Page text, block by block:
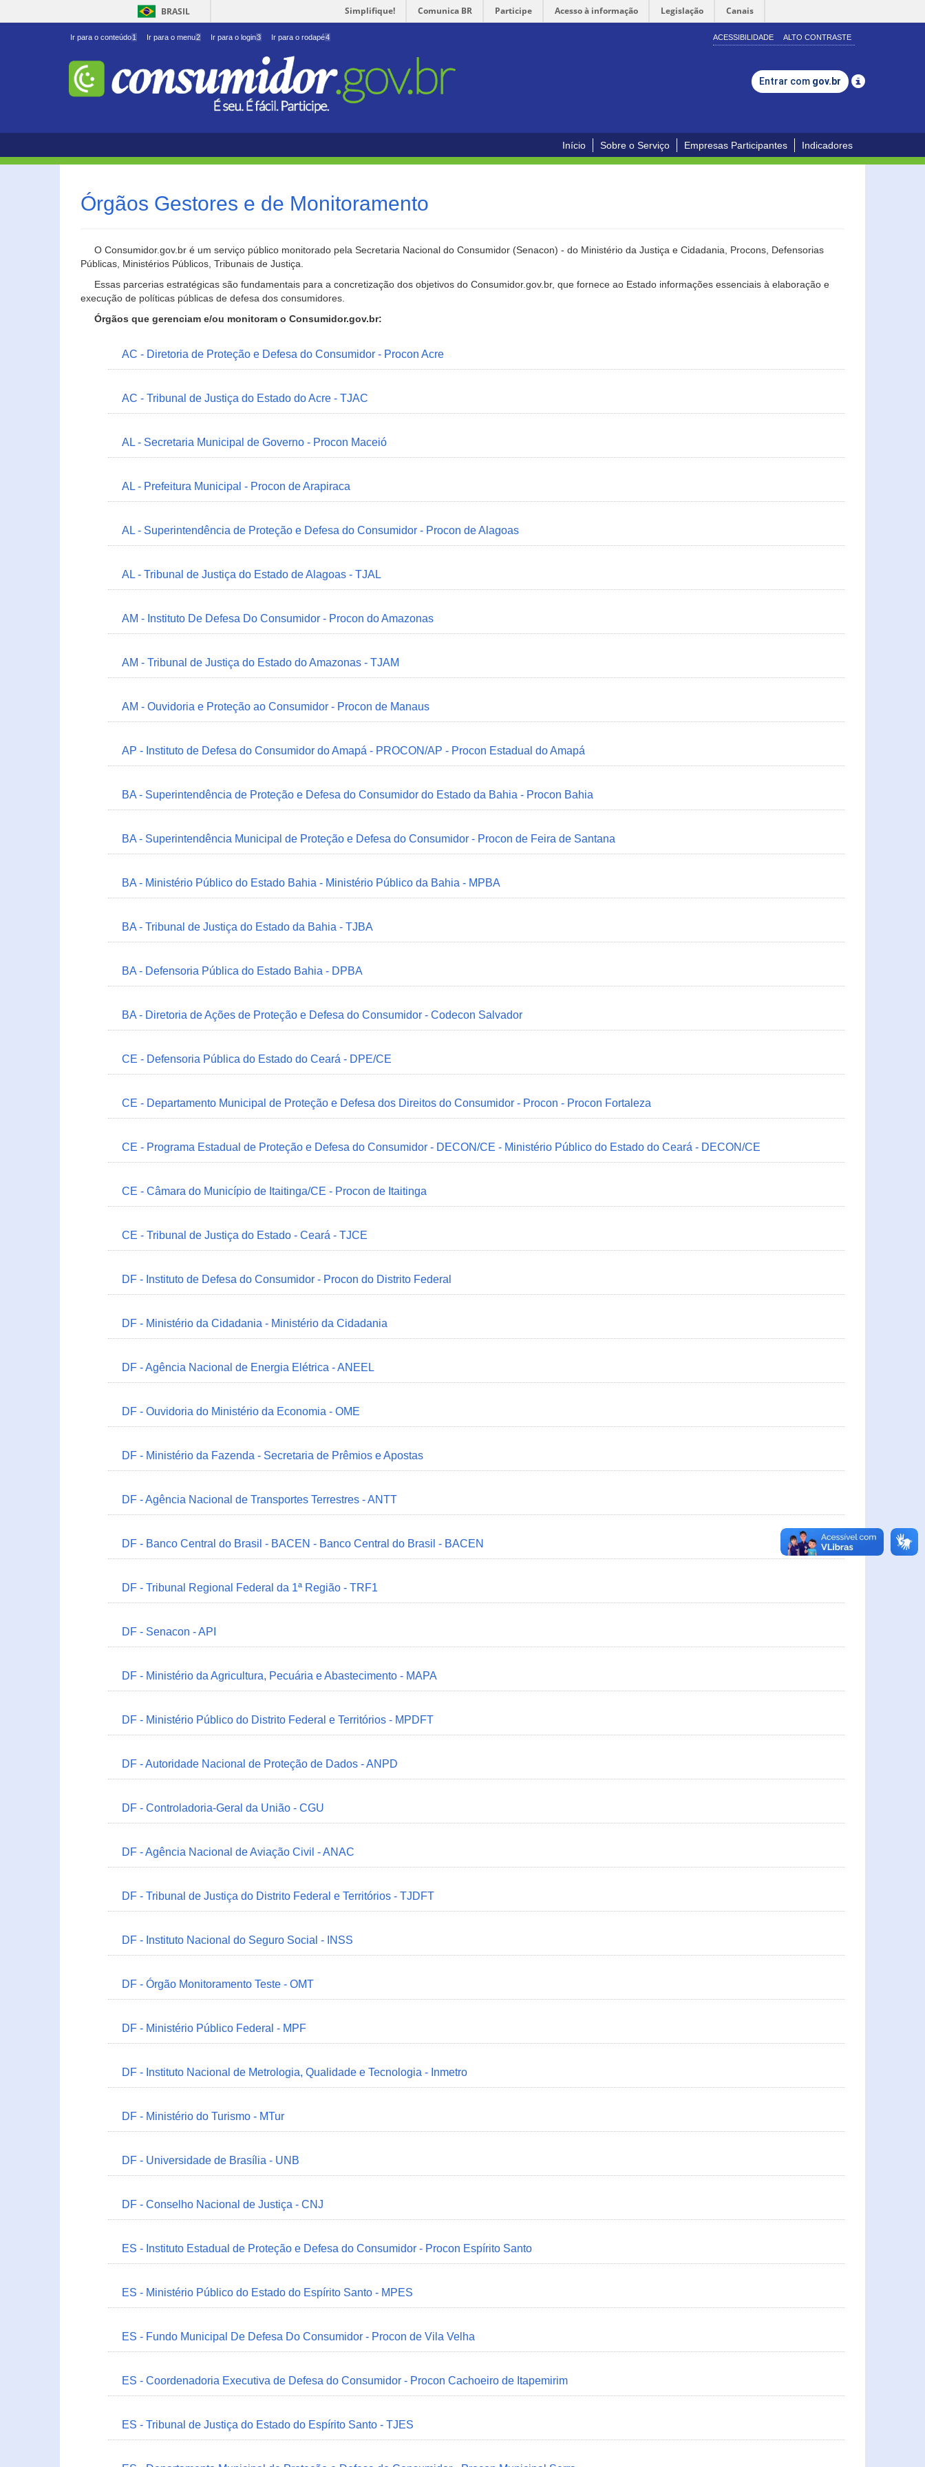
BRASIL Simplifique! Comunica BR Participe Acesso à informação Legislação Canais
Ir para o conteúdo1 Ir para o menu2 Ir para o login3 Ir para o rodapé4 ACESSIBILIDADE ALTO CONTRASTE
Entrar com gov.br
Início Sobre o Serviço Empresas Participantes Indicadores
Órgãos Gestores e de Monitoramento
O Consumidor.gov.br é um serviço público monitorado pela Secretaria Nacional do Consumidor (Senacon) - do Ministério da Justiça e Cidadania, Procons, Defensorias
Públicas, Ministérios Públicos, Tribunais de Justiça.
Essas parcerias estratégicas são fundamentais para a concretização dos objetivos do Consumidor.gov.br, que fornece ao Estado informações essenciais à elaboração e
execução de políticas públicas de defesa dos consumidores.
Órgãos que gerenciam e/ou monitoram o Consumidor.gov.br:
AC - Diretoria de Proteção e Defesa do Consumidor - Procon Acre
AC - Tribunal de Justiça do Estado do Acre - TJAC
AL - Secretaria Municipal de Governo - Procon Maceió
AL - Prefeitura Municipal - Procon de Arapiraca
AL - Superintendência de Proteção e Defesa do Consumidor - Procon de Alagoas
AL - Tribunal de Justiça do Estado de Alagoas - TJAL
AM - Instituto De Defesa Do Consumidor - Procon do Amazonas
AM - Tribunal de Justiça do Estado do Amazonas - TJAM
AM - Ouvidoria e Proteção ao Consumidor - Procon de Manaus
AP - Instituto de Defesa do Consumidor do Amapá - PROCON/AP - Procon Estadual do Amapá
BA - Superintendência de Proteção e Defesa do Consumidor do Estado da Bahia - Procon Bahia
BA - Superintendência Municipal de Proteção e Defesa do Consumidor - Procon de Feira de Santana
BA - Ministério Público do Estado Bahia - Ministério Público da Bahia - MPBA
BA - Tribunal de Justiça do Estado da Bahia - TJBA
BA - Defensoria Pública do Estado Bahia - DPBA
BA - Diretoria de Ações de Proteção e Defesa do Consumidor - Codecon Salvador
CE - Defensoria Pública do Estado do Ceará - DPE/CE
CE - Departamento Municipal de Proteção e Defesa dos Direitos do Consumidor - Procon - Procon Fortaleza
CE - Programa Estadual de Proteção e Defesa do Consumidor - DECON/CE - Ministério Público do Estado do Ceará - DECON/CE
CE - Câmara do Município de Itaitinga/CE - Procon de Itaitinga
CE - Tribunal de Justiça do Estado - Ceará - TJCE
DF - Instituto de Defesa do Consumidor - Procon do Distrito Federal
DF - Ministério da Cidadania - Ministério da Cidadania
DF - Agência Nacional de Energia Elétrica - ANEEL
DF - Ouvidoria do Ministério da Economia - OME
DF - Ministério da Fazenda - Secretaria de Prêmios e Apostas
DF - Agência Nacional de Transportes Terrestres - ANTT
DF - Banco Central do Brasil - BACEN - Banco Central do Brasil - BACEN
DF - Tribunal Regional Federal da 1ª Região - TRF1
DF - Senacon - API
DF - Ministério da Agricultura, Pecuária e Abastecimento - MAPA
DF - Ministério Público do Distrito Federal e Territórios - MPDFT
DF - Autoridade Nacional de Proteção de Dados - ANPD
DF - Controladoria-Geral da União - CGU
DF - Agência Nacional de Aviação Civil - ANAC
DF - Tribunal de Justiça do Distrito Federal e Territórios - TJDFT
DF - Instituto Nacional do Seguro Social - INSS
DF - Órgão Monitoramento Teste - OMT
DF - Ministério Público Federal - MPF
DF - Instituto Nacional de Metrologia, Qualidade e Tecnologia - Inmetro
DF - Ministério do Turismo - MTur
DF - Universidade de Brasília - UNB
DF - Conselho Nacional de Justiça - CNJ
ES - Instituto Estadual de Proteção e Defesa do Consumidor - Procon Espírito Santo
ES - Ministério Público do Estado do Espírito Santo - MPES
ES - Fundo Municipal De Defesa Do Consumidor - Procon de Vila Velha
ES - Coordenadoria Executiva de Defesa do Consumidor - Procon Cachoeiro de Itapemirim
ES - Tribunal de Justiça do Estado do Espírito Santo - TJES